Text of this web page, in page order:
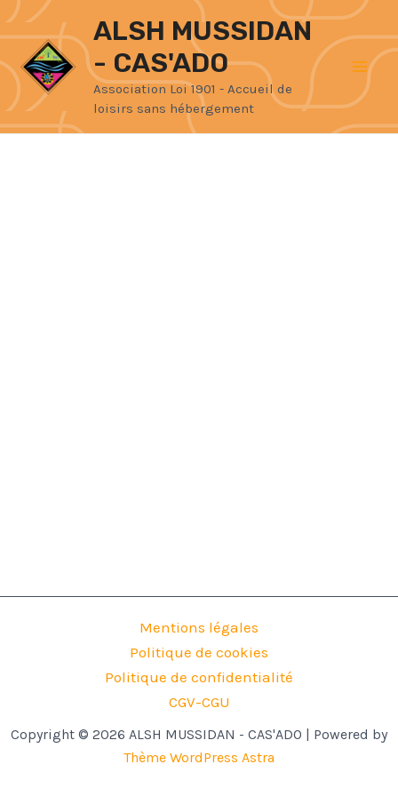
Aller
au
contenu
ALSH MUSSIDAN
- CAS'ADO
Association Loi 1901 - Accueil de
loisirs sans hébergement
Mentions légales
Politique de cookies
Politique de confidentialité
CGV-CGU
Copyright © 2026 ALSH MUSSIDAN - CAS'ADO | Powered by
Thème WordPress Astra